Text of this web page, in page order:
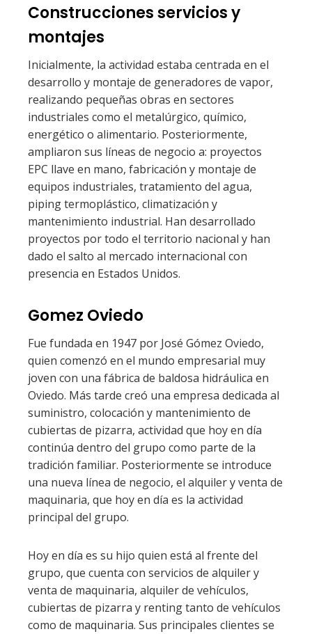
Construcciones servicios y
montajes
Inicialmente, la actividad estaba centrada en el
desarrollo y montaje de generadores de vapor,
realizando pequeñas obras en sectores
industriales como el metalúrgico, químico,
energético o alimentario. Posteriormente,
ampliaron sus líneas de negocio a: proyectos
EPC llave en mano, fabricación y montaje de
equipos industriales, tratamiento del agua,
piping termoplástico, climatización y
mantenimiento industrial. Han desarrollado
proyectos por todo el territorio nacional y han
dado el salto al mercado internacional con
presencia en Estados Unidos.
Gomez Oviedo
Fue fundada en 1947 por José Gómez Oviedo,
quien comenzó en el mundo empresarial muy
joven con una fábrica de baldosa hidráulica en
Oviedo. Más tarde creó una empresa dedicada al
suministro, colocación y mantenimiento de
cubiertas de pizarra, actividad que hoy en día
continúa dentro del grupo como parte de la
tradición familiar. Posteriormente se introduce
una nueva línea de negocio, el alquiler y venta de
maquinaria, que hoy en día es la actividad
principal del grupo.
Hoy en día es su hijo quien está al frente del
grupo, que cuenta con servicios de alquiler y
venta de maquinaria, alquiler de vehículos,
cubiertas de pizarra y renting tanto de vehículos
como de maquinaria. Sus principales clientes se